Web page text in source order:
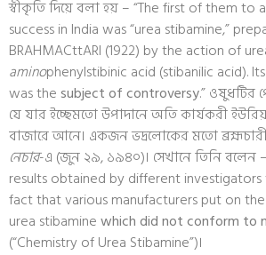
স্বীকৃতি দিয়ে বলা হয় – “The first of them to
success in India was “urea stibamine,”
BRAHMACttARI (1922) by the action of
aminophenylstibinic acid (stibanilic acid).
was the subject of controversy.” ওষুধটির
যে যার ইচ্ছেমতো উপাদানে অতি কার্যকরী
বাজারে আনে। একজন ভদ্রলোকের মতো
নেচার-এ (জুন ২৯, ১৯৪০)। সেখানে তিনি বলেন
results obtained by different
fact that various manufacturers put on
urea stibaminewhich did not conform to
(“Chemistry of Urea Stibamine”)।